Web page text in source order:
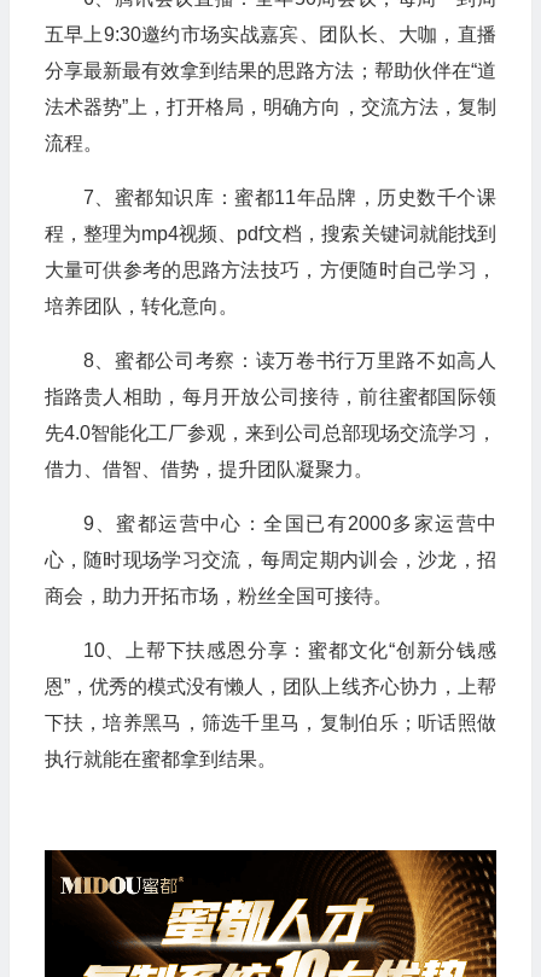
五早上9:30邀约市场实战嘉宾、团队长、大咖，直播
分享最新最有效拿到结果的思路方法；帮助伙伴在“道
法术器势”上，打开格局，明确方向，交流方法，复制
流程。
7、蜜都知识库：蜜都11年品牌，历史数千个课
程，整理为mp4视频、pdf文档，搜索关键词就能找到
大量可供参考的思路方法技巧，方便随时自己学习，
培养团队，转化意向。
8、蜜都公司考察：读万卷书行万里路不如高人
指路贵人相助，每月开放公司接待，前往蜜都国际领
先4.0智能化工厂参观，来到公司总部现场交流学习，
借力、借智、借势，提升团队凝聚力。
9、蜜都运营中心：全国已有2000多家运营中
心，随时现场学习交流，每周定期内训会，沙龙，招
商会，助力开拓市场，粉丝全国可接待。
10、上帮下扶感恩分享：蜜都文化“创新分钱感
恩”，优秀的模式没有懒人，团队上线齐心协力，上帮
下扶，培养黑马，筛选千里马，复制伯乐；听话照做
执行就能在蜜都拿到结果。